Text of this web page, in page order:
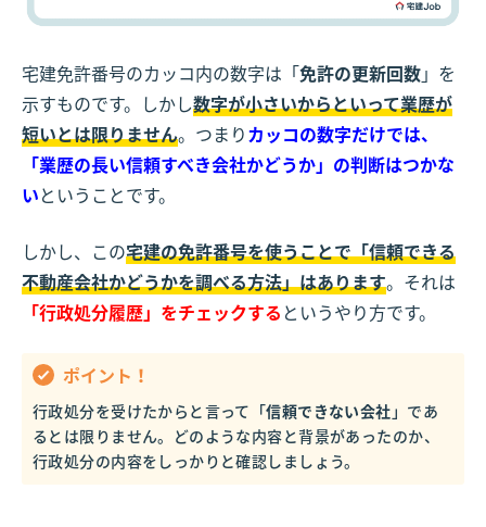
宅建免許番号のカッコ内の数字は「免許の更新回数」を
示すものです。しかし数字が小さいからといって業歴が
短いとは限りません。つまりカッコの数字だけでは、
「業歴の長い信頼すべき会社かどうか」の判断はつかな
いということです。
しかし、この宅建の免許番号を使うことで「信頼できる
不動産会社かどうかを調べる方法」はあります。それは
「行政処分履歴」をチェックする というやり方です。
ポイント！
行政処分を受けたからと言って「信頼できない会社 」であ
るとは限りません。どのような内容と背景があったのか、
行政処分の内容をしっかりと確認しましょう。